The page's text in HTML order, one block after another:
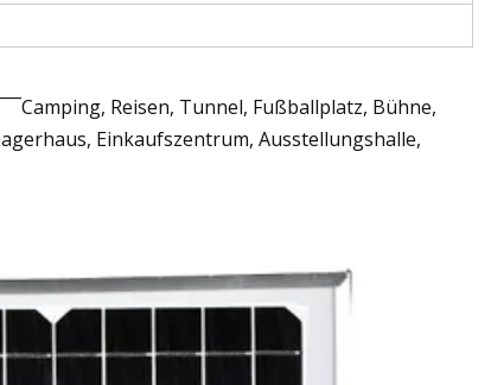
Reisen, Tunnel, Fußballplatz, Bühne,
Einkaufszentrum, Ausstellungshalle,